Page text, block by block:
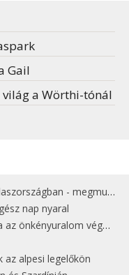
Gail
világ a Wörthi-tónál
- megmutatjuk a 15 legjobbat
nap nyaral
végét jelentette
az alpesi legelőkön